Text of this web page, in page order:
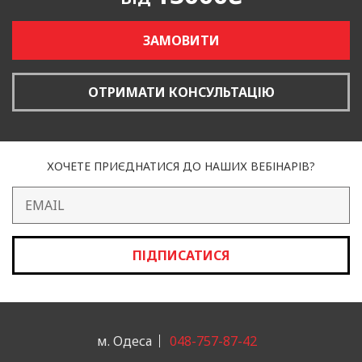
ви отримуєте важливу частину картини ринку та чітке розуміння в
якому напрямку рухається ринок, які зміни очікуються і як до них
підготуватися.
ЗАМОВИТИ
ОТРИМАТИ КОНСУЛЬТАЦІЮ
ХОЧЕТЕ ПРИЄДНАТИСЯ ДО НАШИХ ВЕБІНАРІВ?
ПІДПИСАТИСЯ
м. Одеса
048-757-87-42